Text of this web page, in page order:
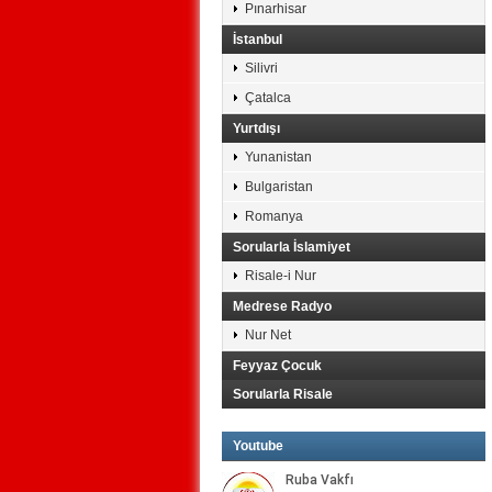
Pınarhisar
İstanbul
Silivri
Çatalca
Yurtdışı
Yunanistan
Bulgaristan
Romanya
Sorularla İslamiyet
Risale-i Nur
Medrese Radyo
Nur Net
Feyyaz Çocuk
Sorularla Risale
Youtube